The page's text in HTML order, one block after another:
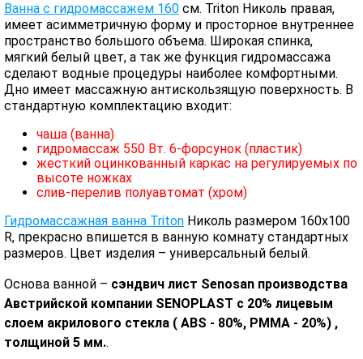
Ванна с гидромассажем 160 см. Triton Николь правая,
имеет асимметричную форму и просторное внутреннее
пространство большого объема. Широкая спинка,
мягкий белый цвет, а так же функция гидромассажа
сделают водные процедуры наиболее комфортными.
Дно имеет массажную антискользящую поверхность. В
стандартную комплектацию входит:
чаша (ванна)
гидромассаж 550 Вт. 6-форсунок (пластик)
жесткий оцинкованный каркас на регулируемых по
высоте ножках
слив-перелив полуавтомат (хром)
Гидромассажная ванна Triton Николь размером 160x100
R, прекрасно впишется в ванную комнату стандартных
размеров. Цвет изделия – универсальный белый.
Основа ванной – сэндвич лист Senosan производства
Австрийской компании SENOPLAST c 20% лицевым
слоем акрилового стекла ( ABS - 80%, PMMA - 20%) ,
толщиной 5 мм..